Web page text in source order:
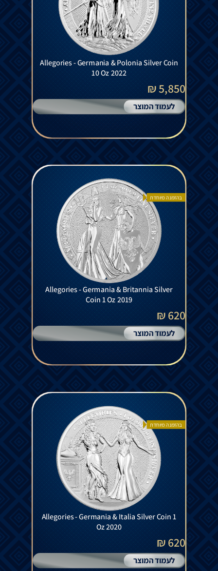
Allegories - Germania & Polonia Silver Coin
10 Oz 2022
5,850 ₪
לעמוד המוצר
בהזמנה מיוחדת
Allegories - Germania & Britannia Silver
Coin 1 Oz 2019
620 ₪
לעמוד המוצר
בהזמנה מיוחדת
Allegories - Germania & Italia Silver Coin 1
Oz 2020
620 ₪
לעמוד המוצר